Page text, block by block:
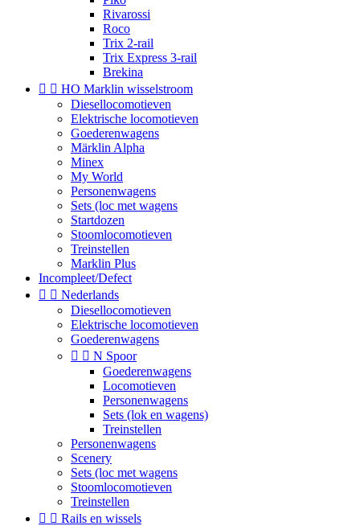
Rivarossi
Roco
Trix 2-rail
Trix Express 3-rail
Brekina
  HO Marklin wisselstroom
Diesellocomotieven
Elektrische locomotieven
Goederenwagens
Märklin Alpha
Minex
My World
Personenwagens
Sets (loc met wagens
Startdozen
Stoomlocomotieven
Treinstellen
Marklin Plus
Incompleet/Defect
  Nederlands
Diesellocomotieven
Elektrische locomotieven
Goederenwagens
  N Spoor
Goederenwagens
Locomotieven
Personenwagens
Sets (lok en wagens)
Treinstellen
Personenwagens
Scenery
Sets (loc met wagens
Stoomlocomotieven
Treinstellen
  Rails en wissels